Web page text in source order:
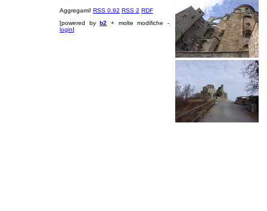
Aggregami! RSS 0.92 RSS 2 RDF
[powered byb2
+ molte modifiche -
login]